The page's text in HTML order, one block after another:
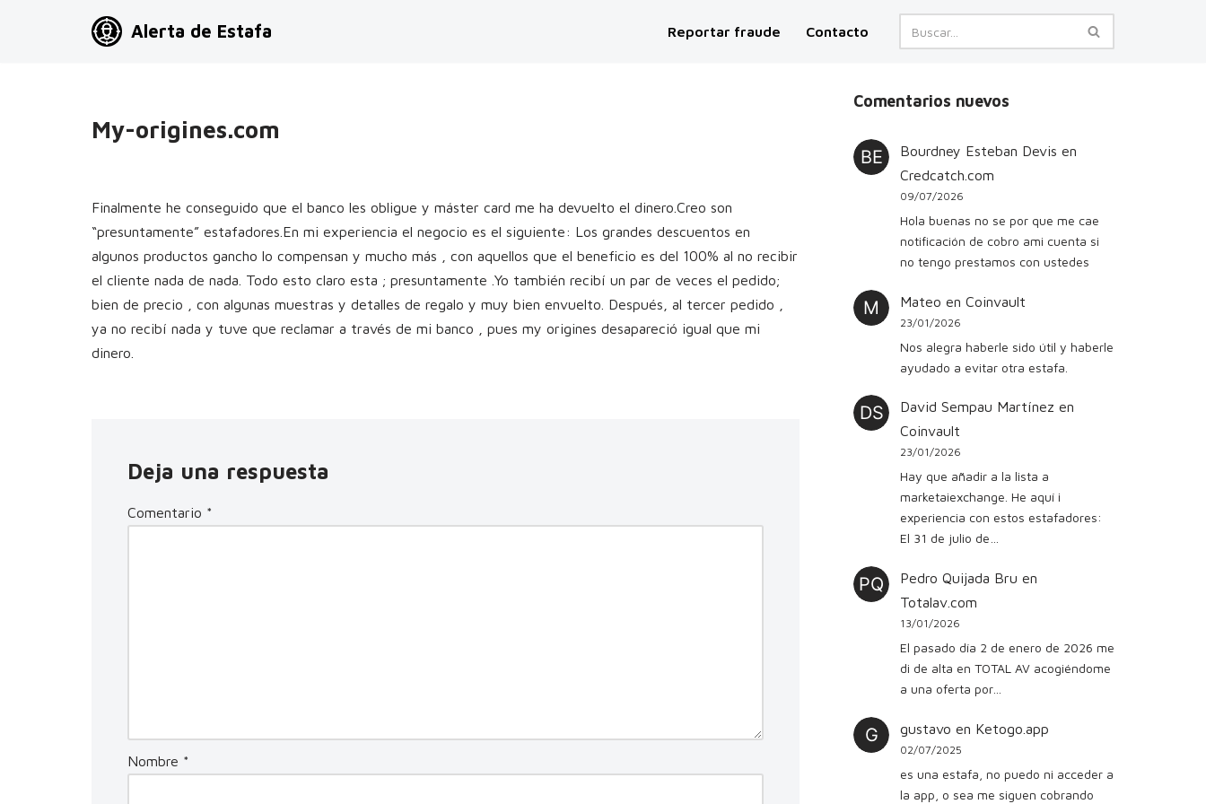
Alerta de Estafa Reportar fraude Contacto
My-origines.com
Finalmente he conseguido que el banco les obligue y máster card me ha devuelto el dinero.Creo son
“presuntamente” estafadores.En mi experiencia el negocio es el siguiente: Los grandes descuentos en
algunos productos gancho lo compensan y mucho más , con aquellos que el beneficio es del 100% al no recibir
el cliente nada de nada. Todo esto claro esta ; presuntamente .Yo también recibí un par de veces el pedido;
bien de precio , con algunas muestras y detalles de regalo y muy bien envuelto. Después, al tercer pedido ,
ya no recibí nada y tuve que reclamar a través de mi banco , pues my origines desapareció igual que mi
dinero.
Deja una respuesta
Comentario *
Nombre *
Comentarios nuevos
Bourdney Esteban Devis en
Credcatch.com
09/07/2026
Hola buenas no se por que me cae
notificación de cobro ami cuenta si
no tengo prestamos con ustedes
Mateo en Coinvault
23/01/2026
Nos alegra haberle sido útil y haberle
ayudado a evitar otra estafa.
David Sempau Martínez en
Coinvault
23/01/2026
Hay que añadir a la lista a
marketaiexchange. He aquí i
experiencia con estos estafadores:
El 31 de julio de…
Pedro Quijada Bru en
Totalav.com
13/01/2026
El pasado día 2 de enero de 2026 me
di de alta en TOTAL AV acogiéndome
a una oferta por…
gustavo en Ketogo.app
02/07/2025
es una estafa, no puedo ni acceder a
la app, o sea me siguen cobrando